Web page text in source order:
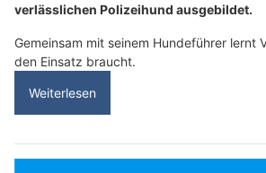
verlässlichen Polizeihund ausgebildet.
Gemeinsam mit seinem Hundeführer lernt
den Einsatz braucht.
Weiterlesen